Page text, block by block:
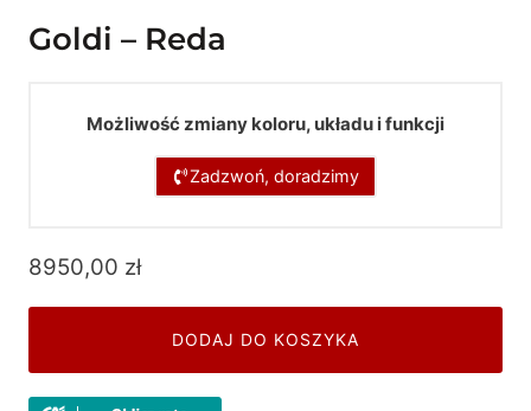
Goldi – Reda
Możliwość zmiany koloru, układu i funkcji
Zadzwoń, doradzimy
8950,00 zł
DODAJ DO KOSZYKA